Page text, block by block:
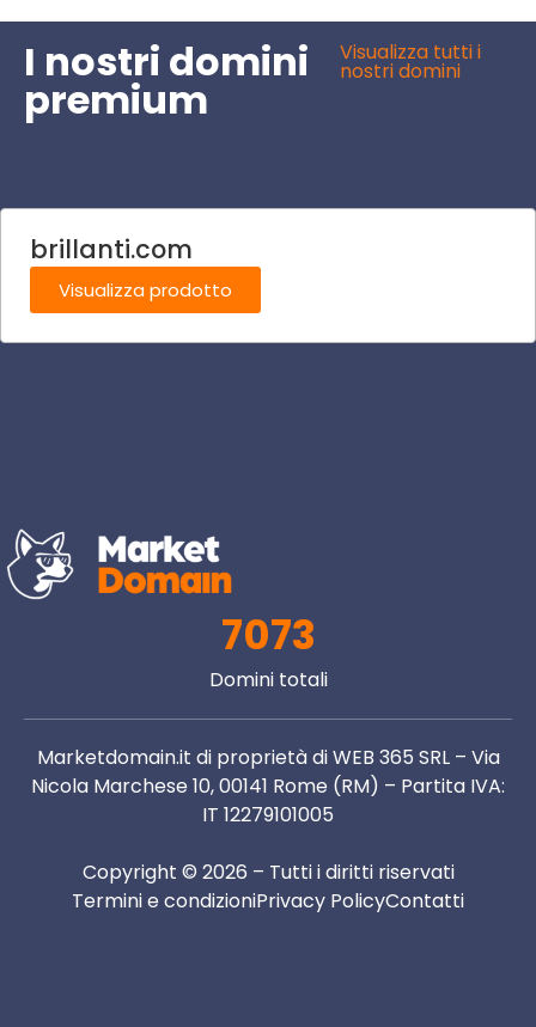
I nostri domini
premium
Visualizza tutti i
nostri domini
brillanti.com
Visualizza prodotto
7073
Domini totali
Marketdomain.it di proprietà di WEB 365 SRL – Via
Nicola Marchese 10, 00141 Rome (RM) – Partita IVA:
IT 12279101005
Copyright © 2026 – Tutti i diritti riservati
Termini e condizioniPrivacy PolicyContatti